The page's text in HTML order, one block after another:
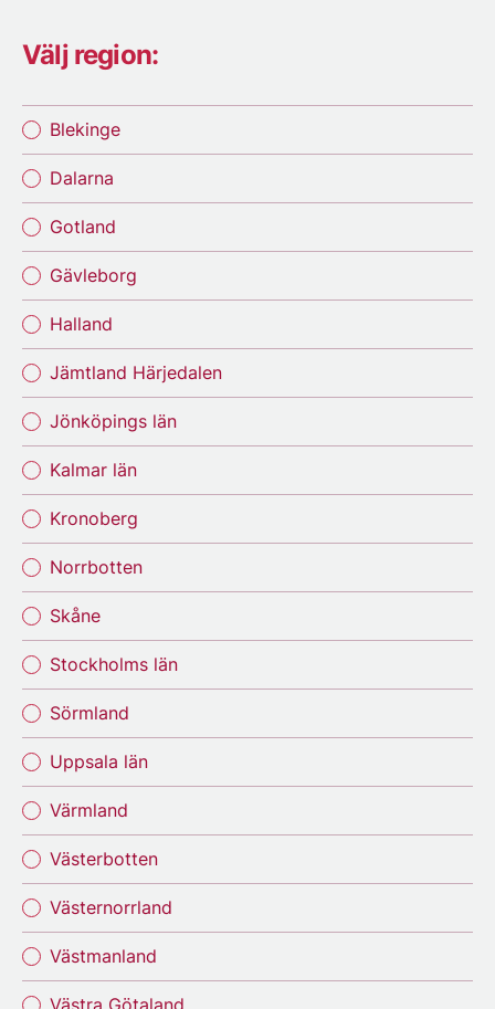
Välj region:
Blekinge
Dalarna
Gotland
Gävleborg
Halland
Jämtland Härjedalen
Jönköpings län
Kalmar län
Kronoberg
Norrbotten
Skåne
Stockholms län
Sörmland
Uppsala län
Värmland
Västerbotten
Västernorrland
Västmanland
Västra Götaland